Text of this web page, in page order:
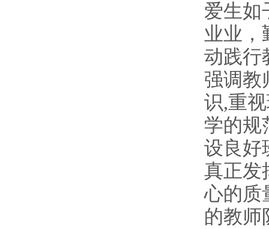
爱生如
业业，
动践行
强调教
识,重
学的规
设良好
真正发
心的质
的教师